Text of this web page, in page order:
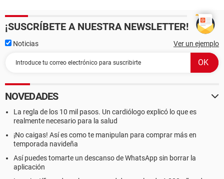
¡SUSCRÍBETE A NUESTRA NEWSLETTER!
Noticias Ver un ejemplo
NOVEDADES
La regla de los 10 mil pasos. Un cardiólogo explicó lo que es
realmente necesario para la salud
¡No caigas! Así es como te manipulan para comprar más en
temporada navideña
Así puedes tomarte un descanso de WhatsApp sin borrar la
aplicación